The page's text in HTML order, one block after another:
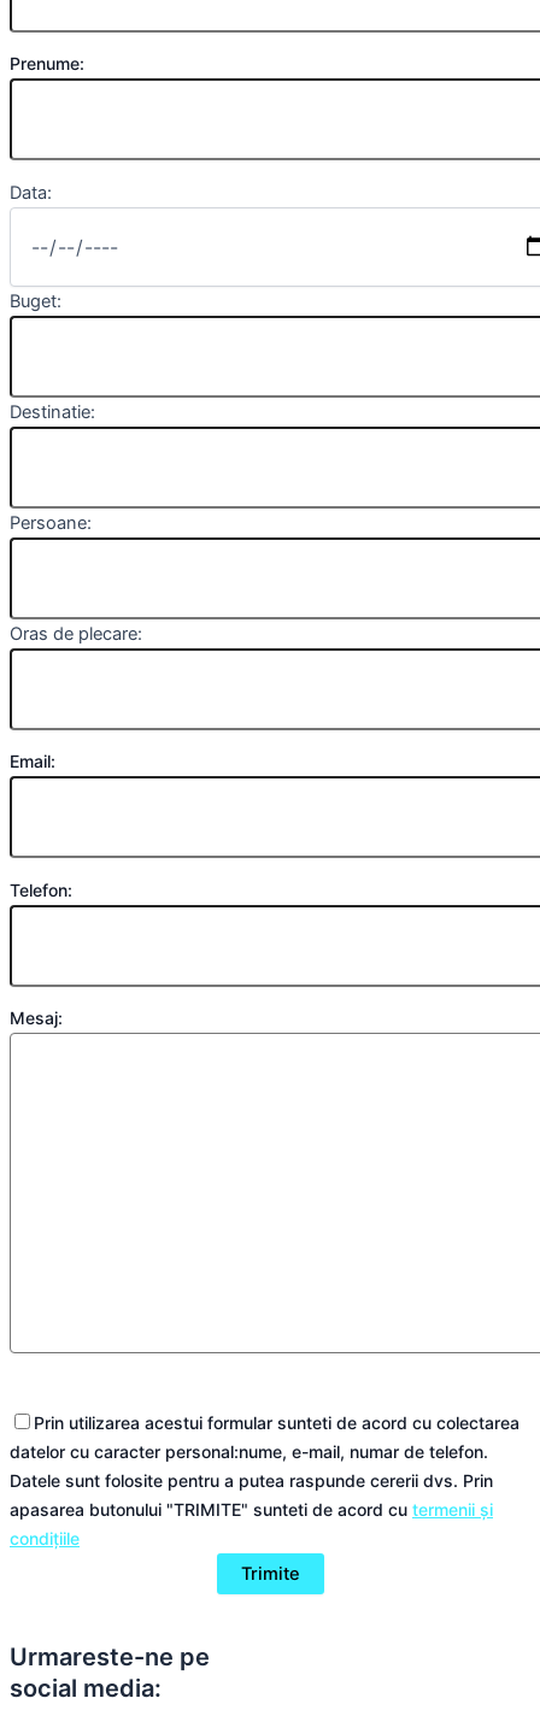
Prenume:
Data:
Buget:
Destinatie:
Persoane:
Oras de plecare:
Email:
Telefon:
Mesaj:
Prin utilizarea acestui formular sunteti de acord cu colectarea
datelor cu caracter personal:nume, e-mail, numar de telefon.
Datele sunt folosite pentru a putea raspunde cererii dvs. Prin
apasarea butonului "TRIMITE" sunteti de acord cu termenii și
condițiile
Urmareste-ne pe
social media: